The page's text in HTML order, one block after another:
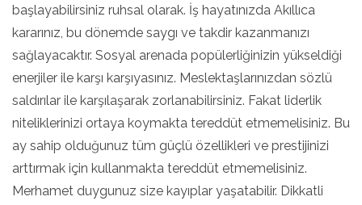
başlayabilirsiniz ruhsal olarak. İş hayatınızda Akıllıca
kararınız, bu dönemde saygı ve takdir kazanmanızı
sağlayacaktır. Sosyal arenada popülerliğinizin yükseldiği
enerjiler ile karşı karşıyasınız. Meslektaşlarınızdan sözlü
saldırılar ile karşılaşarak zorlanabilirsiniz. Fakat liderlik
niteliklerinizi ortaya koymakta tereddüt etmemelisiniz. Bu
ay sahip olduğunuz tüm güçlü özellikleri ve prestijinizi
arttırmak için kullanmakta tereddüt etmemelisiniz.
Merhamet duygunuz size kayıplar yaşatabilir. Dikkatli